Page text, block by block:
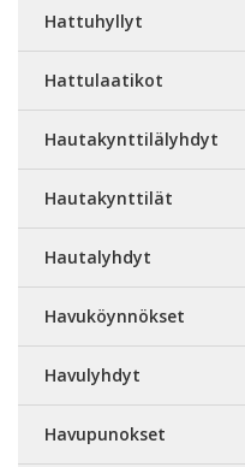
Hattuhyllyt
Hattulaatikot
Hautakynttilälyhdyt
Hautakynttilät
Hautalyhdyt
Havuköynnökset
Havulyhdyt
Havupunokset